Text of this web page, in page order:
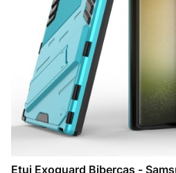
Etui Exoguard Bibercas -